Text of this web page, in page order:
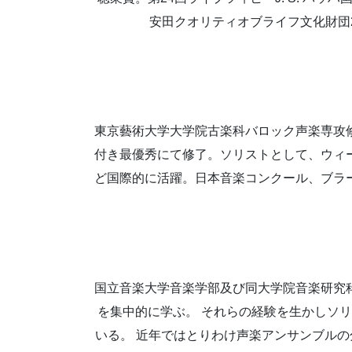
安田クオリティオブライフ文化財
東京藝術大学大学院古楽科バロック声楽専
付き最優秀にて修了。ソリストとして、ウ
ど国際的に活躍。日本音楽コンクール、ブ
国立音楽大学音楽学部及び同大学院音楽研
を集中的に学ぶ。 それらの経験を生かしソ
いる。 近年ではとりわけ声楽アンサンブル